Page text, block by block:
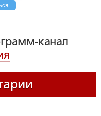
канал